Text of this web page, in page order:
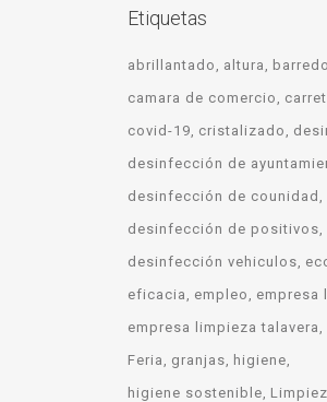
Etiquetas
abrillantado altura
camara de comercio
covid-19 cristalizado
desinfección de
desinfección de counidad
desinfección de positivos
desinfección vehiculos
eficacia
empleo
empresa
empresa limpieza talavera
Feria
granjas
higiene
higiene sostenible